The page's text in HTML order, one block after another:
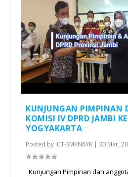
KUNJUNGAN PIMPINAN
KOMISI IV DPRD JAMBI
YOGYAKARTA
Posted by ICT-SMKN6YK |30 Mar,
Kunjungan Pimpinan dan